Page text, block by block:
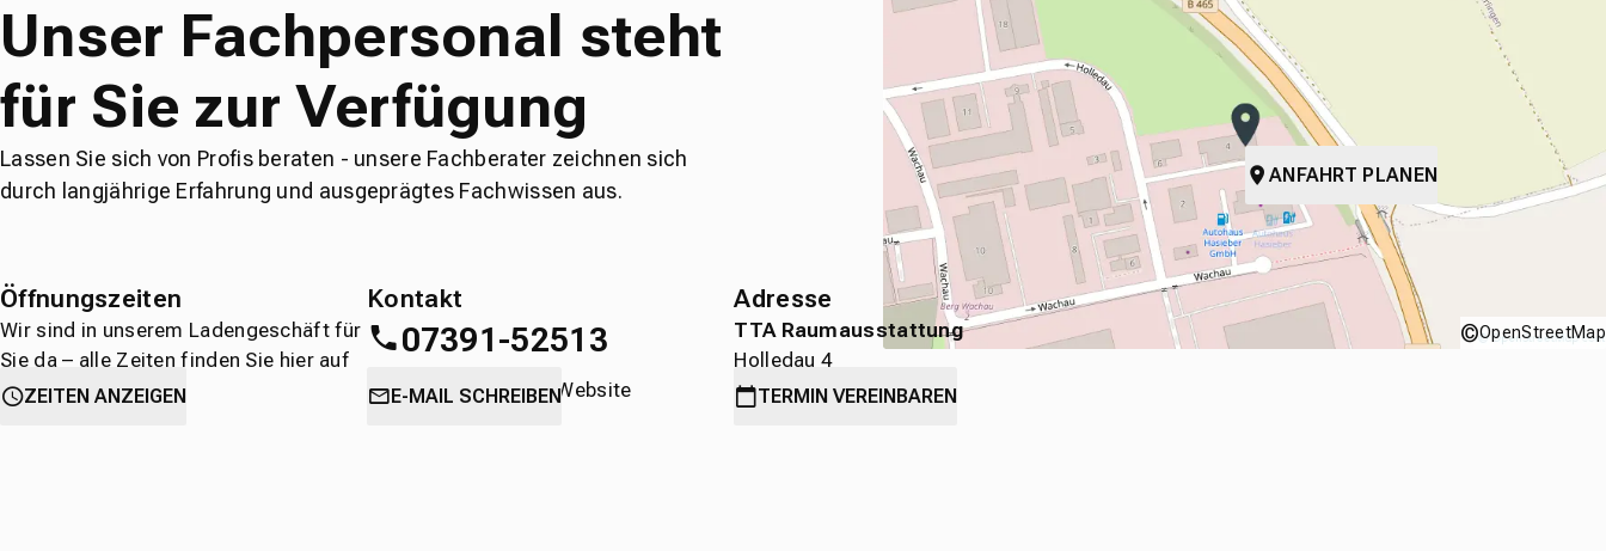
Unser Fachpersonal steht
für Sie zur Verfügung
Lassen Sie sich von Profis beraten - unsere Fachberater zeichnen sich
durch langjährige Erfahrung und ausgeprägtes Fachwissen aus.
Öffnungszeiten
Wir sind in unserem Ladengeschäft für
Sie da – alle Zeiten finden Sie hier auf
einen Blick.
ZEITEN ANZEIGEN
Kontakt
07391-52513
oderdirekt über die Website
E-MAIL SCHREIBEN
Adresse
TTA Raumausstattung
Holledau 4
89584 Ehingen
TERMIN VEREINBAREN
ANFAHRT PLANEN
©OpenStreetMap